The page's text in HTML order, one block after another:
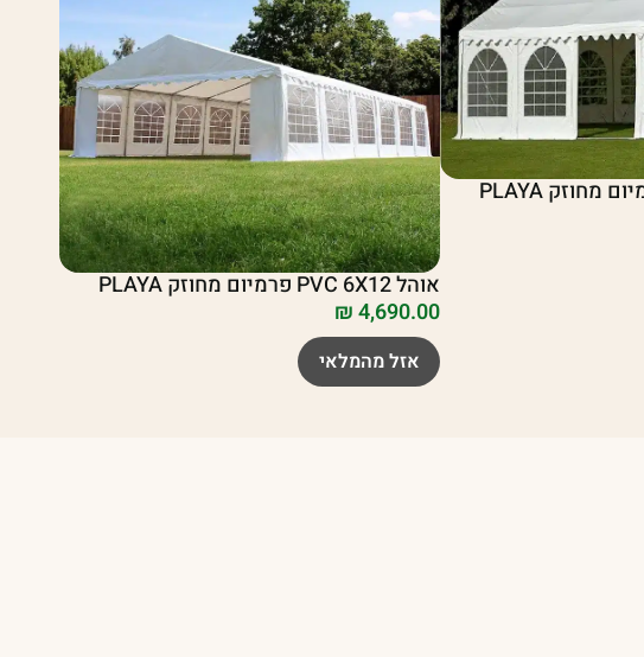
אוהל PVC 6X12 פרמיום מחוזק PLAYA
₪4,690.00
אזל מהמלאי